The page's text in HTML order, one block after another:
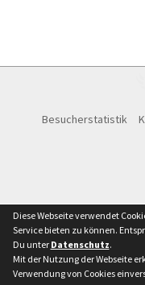
Besucherstatistik
Diese Webseite verwendet
Service bieten zu können.
Du unter Datenschutz.
Mit der Nutzung der Webseite
Verwendung von Cookies